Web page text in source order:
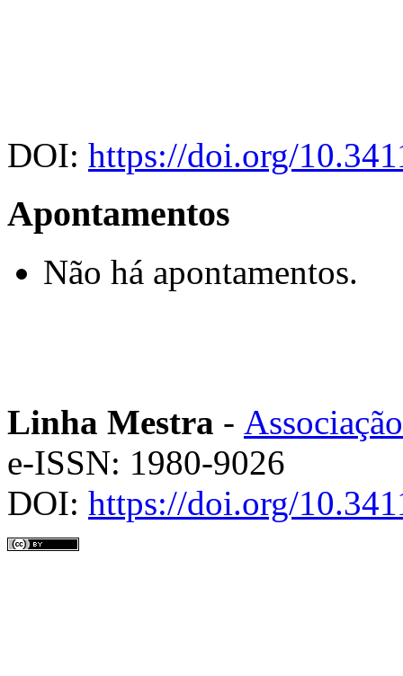
DOI: https://doi.org/
Apontamentos
Não há apontamentos.
Linha Mestra -
e-ISSN: 1980-9026
DOI: https://doi.org/